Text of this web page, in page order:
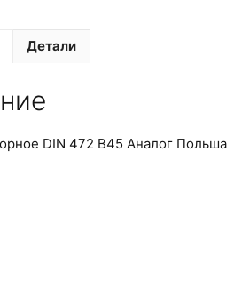
Детали
DIN 472 В45 Аналог Польша